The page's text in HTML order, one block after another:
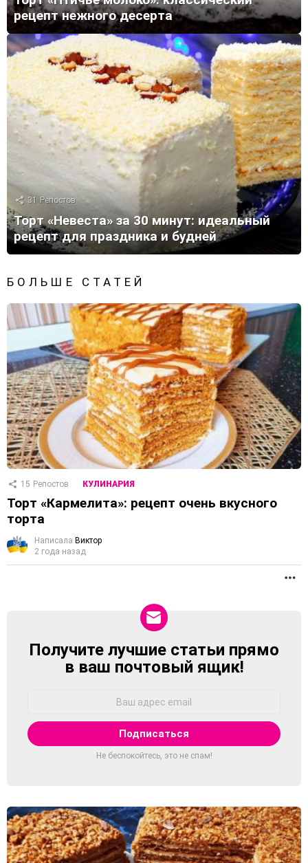
рецепт нежного десерта
31 Репостов
Торт «Невеста» за 30 минут: идеальный
рецепт для праздника и будней
БОЛЬШЕ СТАТЕЙ
15 Репостов КУЛИНАРИЯ
Торт «Кармелита»: рецепт очень вкусного
торта
Написала Виктор
2 года назад
NEWSLETTER
Получите лучшие статьи прямо
в ваш почтовый ящик!
Не беспокойтесь, это не спам!